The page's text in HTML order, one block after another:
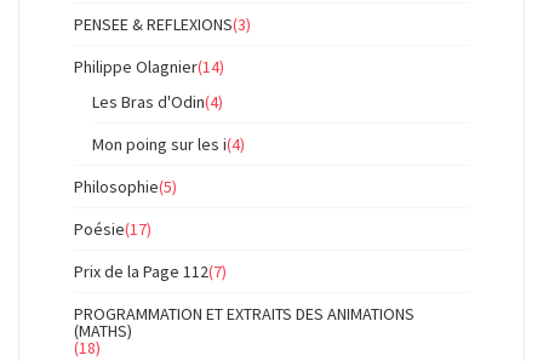
PENSEE & REFLEXIONS(3)
Philippe Olagnier(14)
Les Bras d'Odin(4)
Mon poing sur les i(4)
Philosophie(5)
Poésie(17)
Prix de la Page 112(7)
PROGRAMMATION ET EXTRAITS DES ANIMATIONS
(MATHS)
(18)